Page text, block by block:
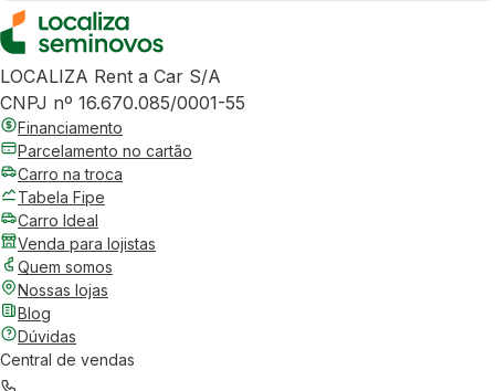
LOCALIZA Rent a Car S/A
CNPJ nº 16.670.085/0001-55
Financiamento
Parcelamento no cartão
Carro na troca
Tabela Fipe
Carro Ideal
Venda para lojistas
Quem somos
Nossas lojas
Blog
Dúvidas
Central de vendas